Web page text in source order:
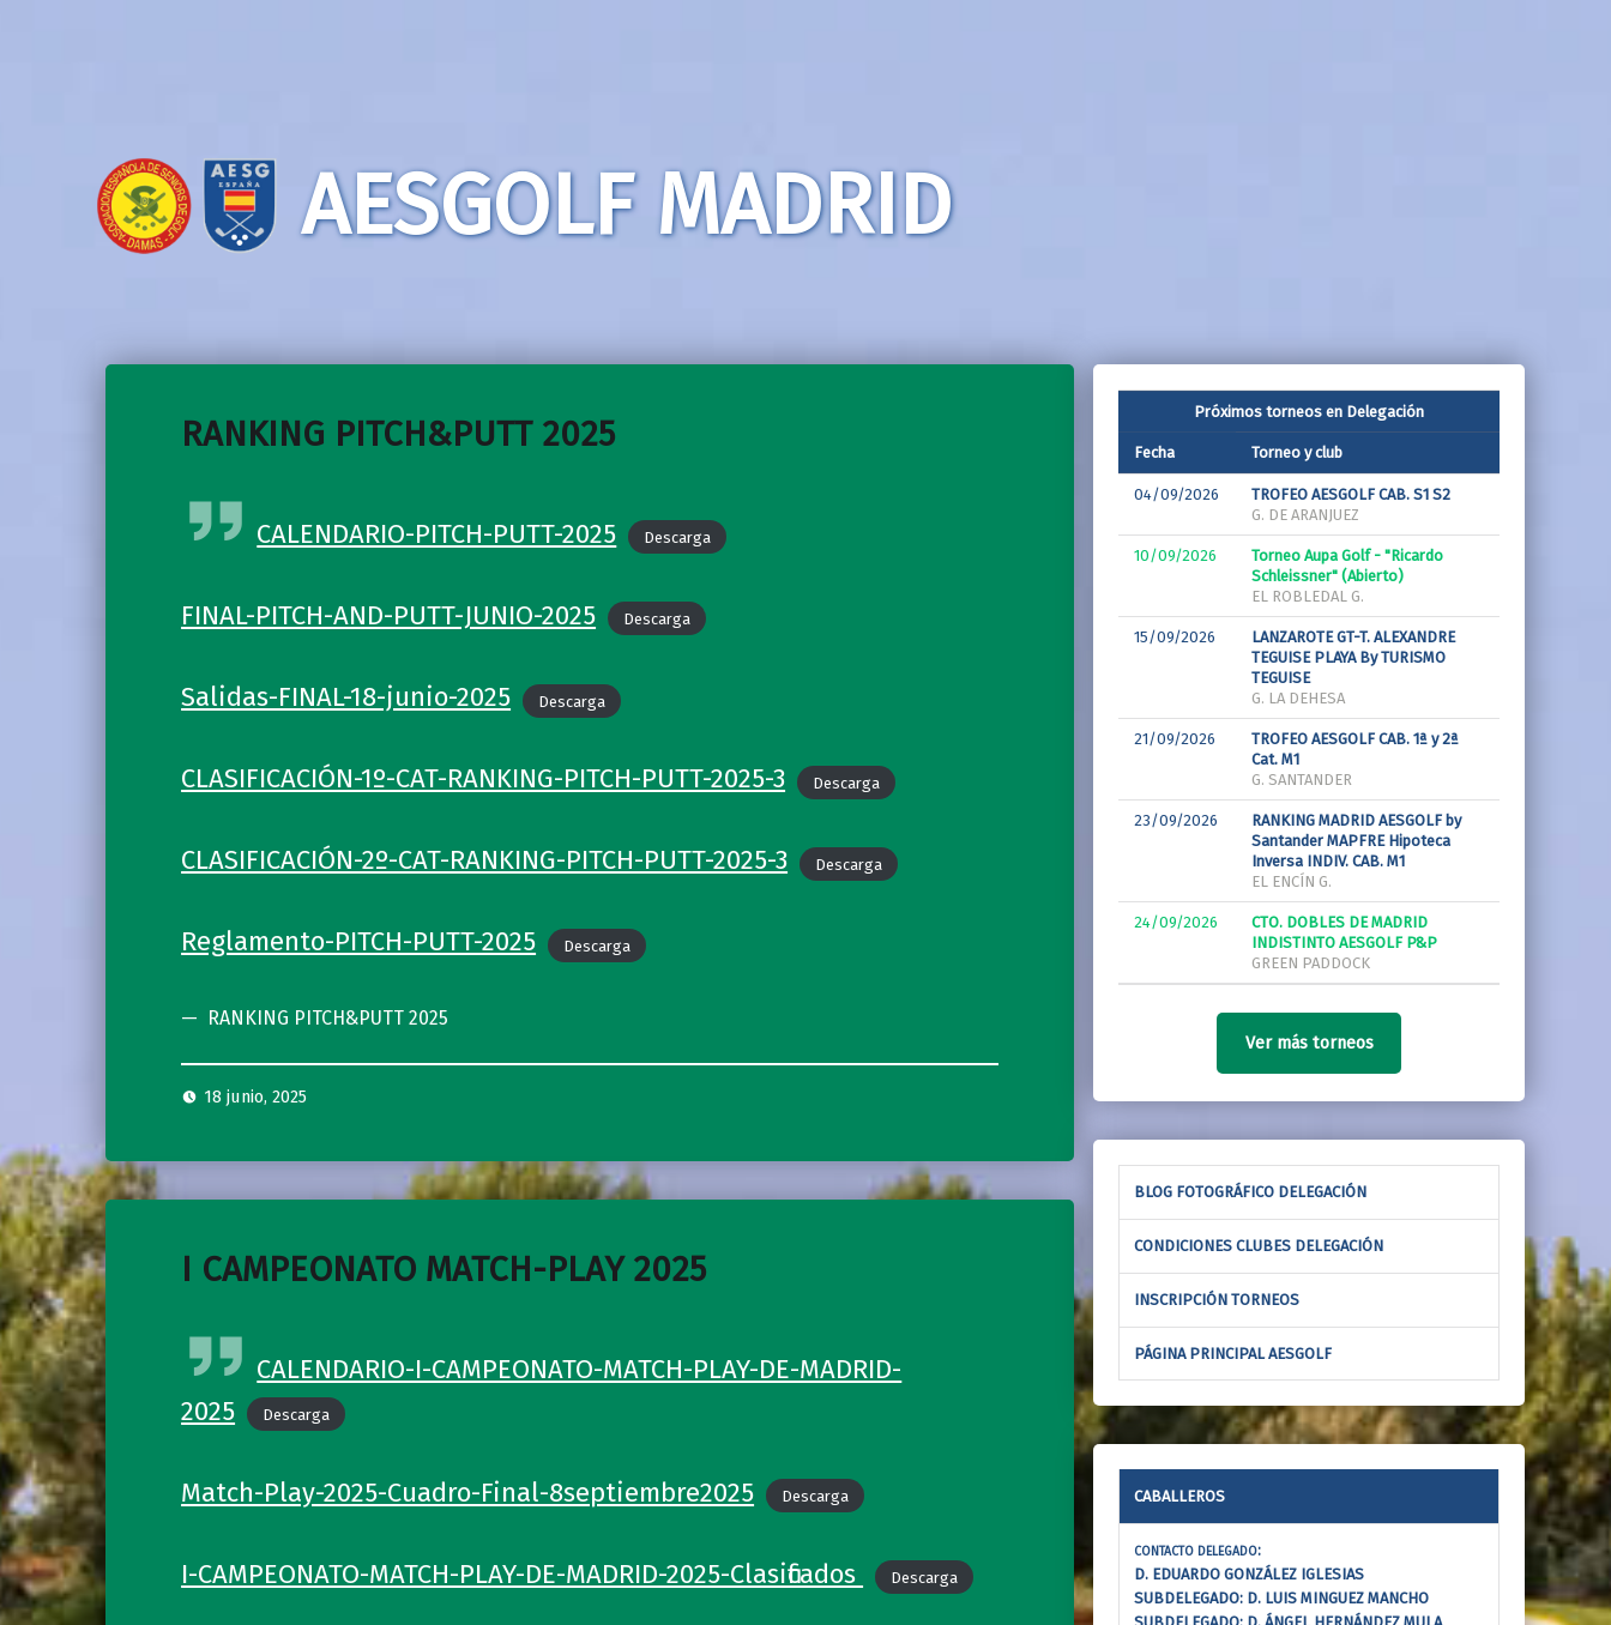
AESGOLF MADRID
RANKING PITCH&PUTT 2025
CALENDARIO-PITCH-PUTT-2025 Descarga
FINAL-PITCH-AND-PUTT-JUNIO-2025 Descarga
Salidas-FINAL-18-junio-2025 Descarga
CLASIFICACIÓN-1º-CAT-RANKING-PITCH-PUTT-2025-3 Descarga
CLASIFICACIÓN-2º-CAT-RANKING-PITCH-PUTT-2025-3 Descarga
Reglamento-PITCH-PUTT-2025 Descarga
RANKING PITCH&PUTT 2025
18 junio, 2025
I CAMPEONATO MATCH-PLAY 2025
CALENDARIO-I-CAMPEONATO-MATCH-PLAY-DE-MADRID-
2025
Descarga
Match-Play-2025-Cuadro-Final-8septiembre2025 Descarga
I-CAMPEONATO-MATCH-PLAY-DE-MADRID-2025-Clasificados Descarga
Próximos torneos en Delegación
Fecha Torneo y club
04/09/2026
TROFEO AESGOLF CAB. S1 S2
G. DE ARANJUEZ
10/09/2026
Torneo Aupa Golf - "Ricardo
Schleissner" (Abierto)
EL ROBLEDAL G.
15/09/2026
LANZAROTE GT-T. ALEXANDRE
TEGUISE PLAYA By TURISMO
TEGUISE
G. LA DEHESA
21/09/2026
TROFEO AESGOLF CAB. 1ª y 2ª
Cat. M1
G. SANTANDER
23/09/2026
RANKING MADRID AESGOLF by
Santander MAPFRE Hipoteca
Inversa INDIV. CAB. M1
EL ENCÍN G.
24/09/2026
CTO. DOBLES DE MADRID
INDISTINTO AESGOLF P&P
GREEN PADDOCK
Ver más torneos
BLOG FOTOGRÁFICO DELEGACIÓN
CONDICIONES CLUBES DELEGACIÓN
INSCRIPCIÓN TORNEOS
PÁGINA PRINCIPAL AESGOLF
CABALLEROS
CONTACTO DELEGADO:
D. EDUARDO GONZÁLEZ IGLESIAS
SUBDELEGADO: D. LUIS MINGUEZ MANCHO